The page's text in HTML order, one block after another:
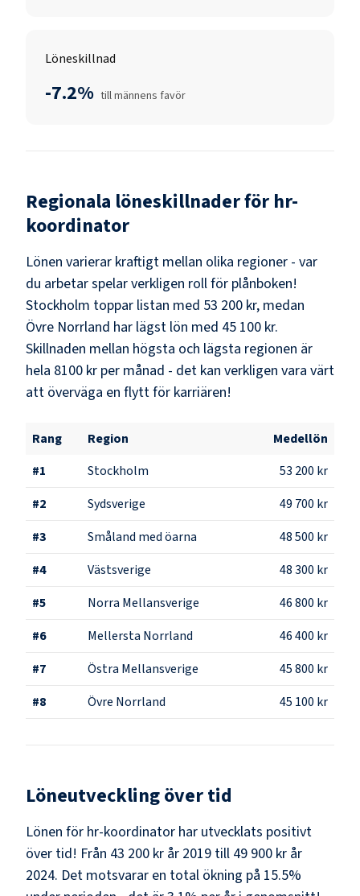
Löneskillnad
-7.2% till männens favör
Regionala löneskillnader för hr-
koordinator
Lönen varierar kraftigt mellan olika regioner - var
du arbetar spelar verkligen roll för plånboken!
Stockholm toppar listan med 53 200 kr, medan
Övre Norrland har lägst lön med 45 100 kr.
Skillnaden mellan högsta och lägsta regionen är
hela 8100 kr per månad - det kan verkligen vara värt
att överväga en flytt för karriären!
Rang Region
Medellön
#1 Stockholm
53 200 kr
#2 Sydsverige
49 700 kr
#3 Småland med öarna
48 500 kr
#4 Västsverige
48 300 kr
#5 Norra Mellansverige
46 800 kr
#6 Mellersta Norrland
46 400 kr
#7 Östra Mellansverige
45 800 kr
#8 Övre Norrland 45 100 kr
Löneutveckling över tid
Lönen för hr-koordinator har utvecklats positivt
över tid! Från 43 200 kr år 2019 till 49 900 kr år
2024. Det motsvarar en total ökning på 15.5%